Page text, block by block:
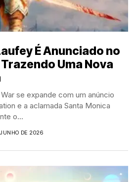
É Anunciado no
Uma Nova
se expande com um anúncio
e a aclamada Santa Monica
o...
DE 2026